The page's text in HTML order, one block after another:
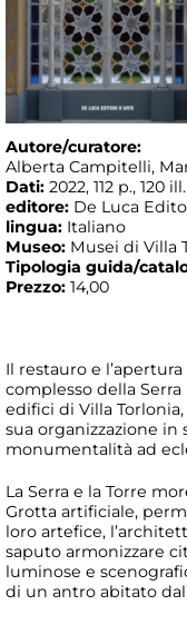
Autore/curatore:
Alberta Campitelli,
Dati: 2022, 112 p., 120
editore: De Luca
lingua: Italiano
Museo: Musei di Villa
Tipologia guida/
Prezzo: 14,00
Il restauro e
complesso della
edifici di Villa
sua organizzazione in
monumentalità ad
La Serra e la Torre
Grotta artificiale,
loro artefice,
saputo armonizzare
luminose e
di un antro abitato